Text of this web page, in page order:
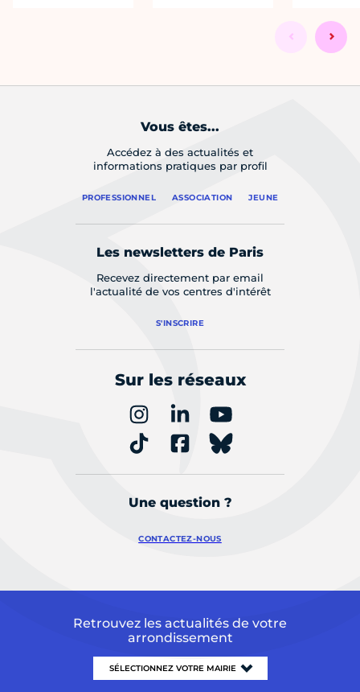
Vous êtes...
Accédez à des actualités et
informations pratiques par profil
PROFESSIONNEL ASSOCIATION JEUNE
Les newsletters de Paris
Recevez directement par email
l'actualité de vos centres d'intérêt
S'INSCRIRE
Sur les réseaux
Une question ?
CONTACTEZ-NOUS
Retrouvez les actualités de votre
arrondissement